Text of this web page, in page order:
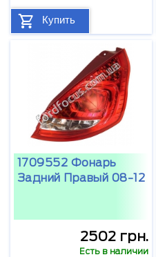
Купить
1709552 Фонарь
Задний Правый 08-12
2502 грн.
Есть в наличии